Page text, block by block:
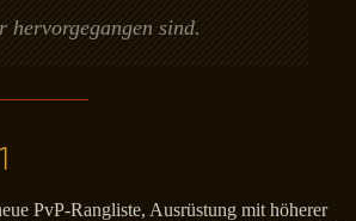
hervorgegangen sind.
PvP-Rangliste, Ausrüstung mit höherer